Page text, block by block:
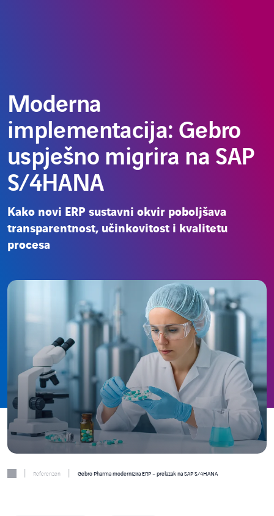
Moderna
implementacija: Gebro
uspješno migrira na SAP
S/4HANA
Kako novi ERP sustavni okvir poboljšava
transparentnost, učinkovitost i kvalitetu
procesa
Referenzen Gebro Pharma modernizira ERP – prelazak na SAP S/4HANA